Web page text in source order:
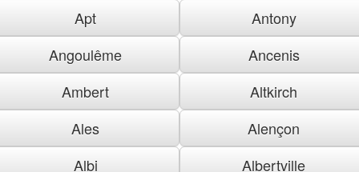
Apt
Antony
Angoulême
Ancenis
Ambert
Altkirch
Ales
Alençon
Albi
Albertville